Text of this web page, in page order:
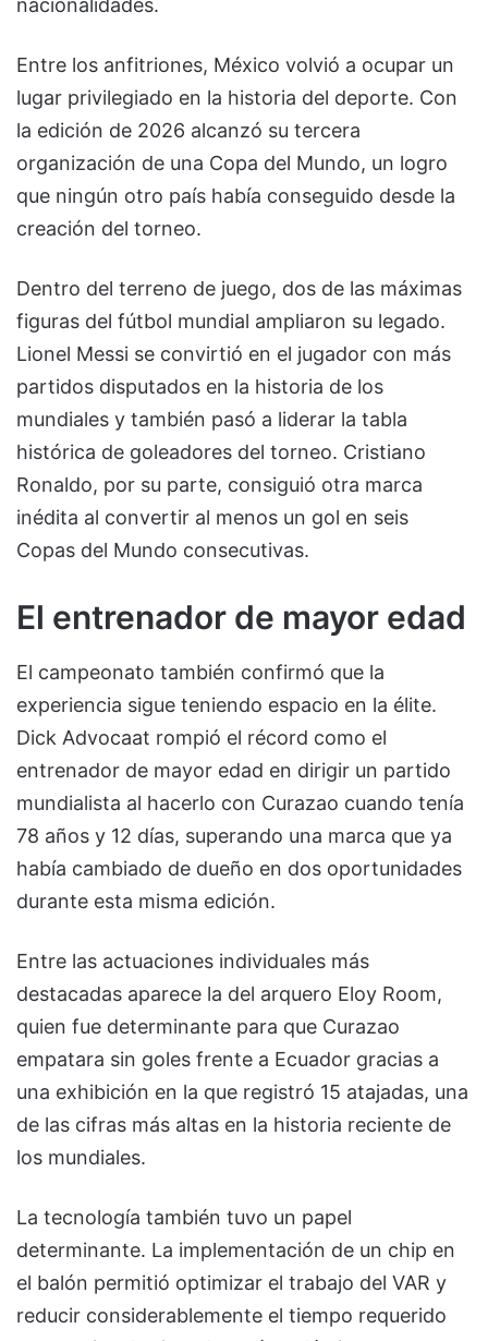
Entre los anfitriones, México volvió a ocupar un
lugar privilegiado en la historia del deporte. Con
la edición de 2026 alcanzó su tercera
organización de una Copa del Mundo, un logro
que ningún otro país había conseguido desde la
creación del torneo.
Dentro del terreno de juego, dos de las máximas
figuras del fútbol mundial ampliaron su legado.
Lionel Messi se convirtió en el jugador con más
partidos disputados en la historia de los
mundiales y también pasó a liderar la tabla
histórica de goleadores del torneo. Cristiano
Ronaldo, por su parte, consiguió otra marca
inédita al convertir al menos un gol en seis
Copas del Mundo consecutivas.
El entrenador de mayor edad
El campeonato también confirmó que la
experiencia sigue teniendo espacio en la élite.
Dick Advocaat rompió el récord como el
entrenador de mayor edad en dirigir un partido
mundialista al hacerlo con Curazao cuando tenía
78 años y 12 días, superando una marca que ya
había cambiado de dueño en dos oportunidades
durante esta misma edición.
Entre las actuaciones individuales más
destacadas aparece la del arquero Eloy Room,
quien fue determinante para que Curazao
empatara sin goles frente a Ecuador gracias a
una exhibición en la que registró 15 atajadas, una
de las cifras más altas en la historia reciente de
los mundiales.
La tecnología también tuvo un papel
determinante. La implementación de un chip en
el balón permitió optimizar el trabajo del VAR y
reducir considerablemente el tiempo requerido